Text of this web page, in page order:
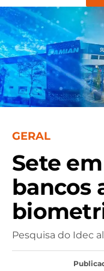
GERAL
Sete
bancos
Pesquisa do Idec